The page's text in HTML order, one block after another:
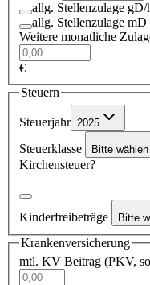
allg. Stellenzulage gD/
allg. Stellenzulage mD
Weitere monatliche
€
Steuern
Steuerjahr 2025
Steuerklasse Bitte wählen
Kirchensteuer?
Kinderfreibeträge Bitte
Krankenversicherung
mtl. KV Beitrag (PKV,